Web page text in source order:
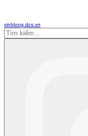
vinhlong.dcs.vn